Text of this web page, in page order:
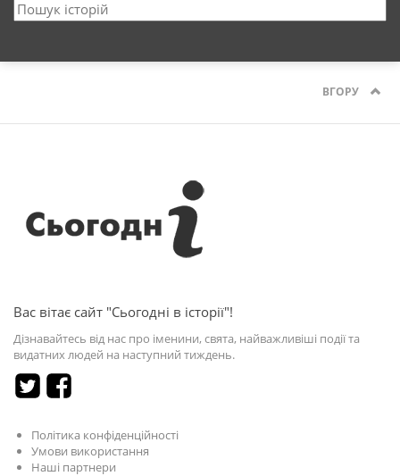
ВГОРУ
Вас вітає сайт "Сьогодні в історії"!
Дізнавайтесь від нас про іменини, свята, найважливіші події та
видатних людей на наступний тиждень.
Політика конфіденційності
Умови використання
Наші партнери